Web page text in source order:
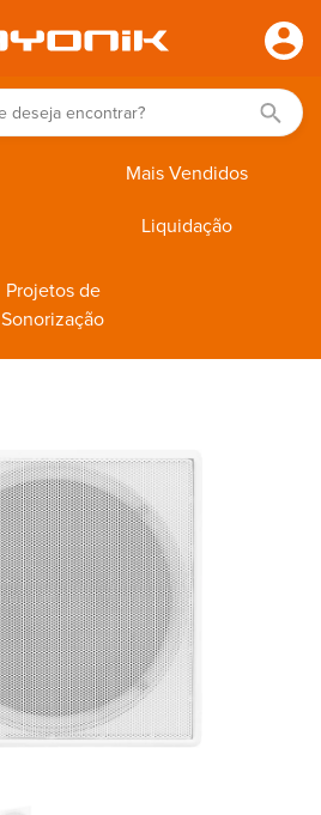
Mais Vendidos
Liquidação
Projetos de
Sonorização